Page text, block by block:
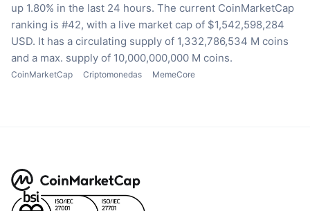
up 1.80% in the last 24 hours. The current CoinMarketCap
ranking is #42, with a live market cap of $1,542,598,284
USD. It has a circulating supply of 1,332,786,534 M coins
and a max. supply of 10,000,000,000 M coins.
CoinMarketCap Criptomonedas MemeCore